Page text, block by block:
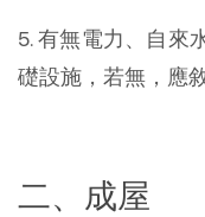
5. 有無電力、自來
礎設施，若無，應敘
二、成屋